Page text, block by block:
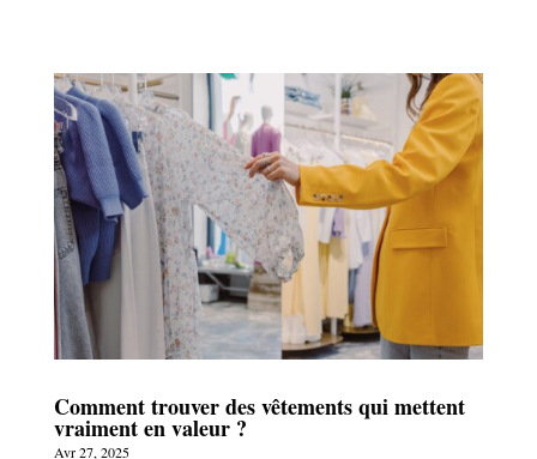
Comment trouver des vêtements qui mettent
vraiment en valeur ?
Avr 27, 2025